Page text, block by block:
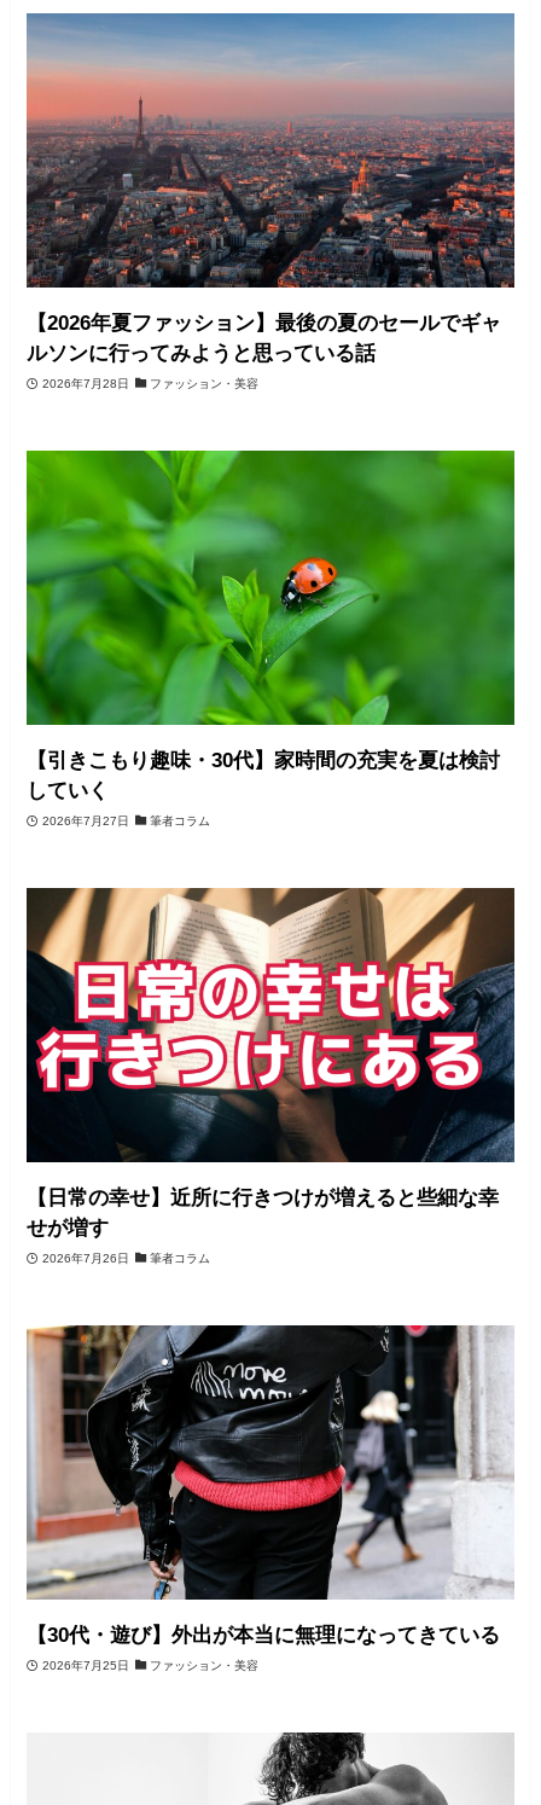
【2026年夏ファッション】最後の夏のセールでギャ
ルソンに行ってみようと思っている話
2026年7月28日 ファッション・美容
【引きこもり趣味・30代】家時間の充実を夏は検討
していく
2026年7月27日 筆者コラム
【日常の幸せ】近所に行きつけが増えると些細な幸
せが増す
2026年7月26日 筆者コラム
【30代・遊び】外出が本当に無理になってきている
2026年7月25日 ファッション・美容